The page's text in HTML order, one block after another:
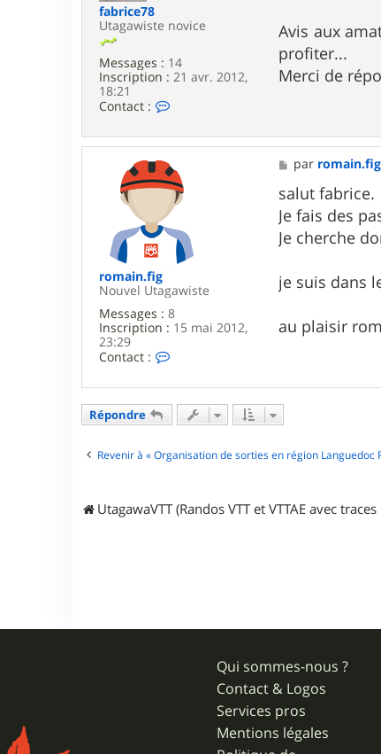
fabrice78
Utagawiste novice
Messages : 14
Inscription : 21 avr. 2012,
18:21
Contact :
t
c
t
e
f
a
b
i
e
7
g
e
Avis aux
profiter...
Merci de
romain.fig
Nouvel Utagawiste
Messages : 8
Inscription : 15 mai 2012,
23:29
Contact :
c
e
m
M
e
s
s
a
g
e
par romain.fig
salut fabrice.
Je fais des
Je cherche
je suis dans
au plaisir
Répondre
Revenir à « Organisation de sorties en région Languedoc
UtagawaVTT (Randos VTT et VTTAE avec traces
Qui sommes-nous ?
Contact & Logos
Services pros
Mentions légales